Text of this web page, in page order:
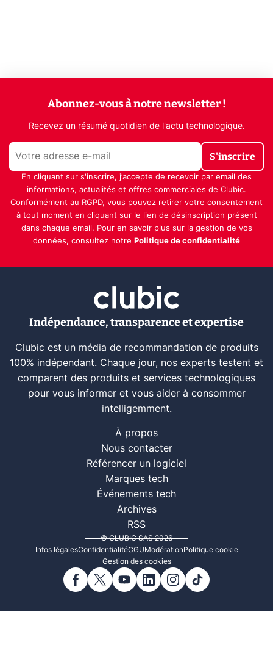
Abonnez-vous à notre newsletter !
Recevez un résumé quotidien de l'actu technologique.
S'inscrire
En cliquant sur s'inscrire, j’accepte de recevoir par email des
informations, actualités et offres commerciales de Clubic.
Conformément au RGPD, vous pouvez retirer votre consentement
à tout moment en cliquant sur le lien de désinscription présent
dans chaque email. Pour en savoir plus sur la gestion de vos
données, consultez notre Politique de confidentialité
Indépendance, transparence et expertise
Clubic est un média de recommandation de produits
100% indépendant. Chaque jour, nos experts testent et
comparent des produits et services technologiques
pour vous informer et vous aider à consommer
intelligemment.
À propos
Nous contacter
Référencer un logiciel
Marques tech
Événements tech
Archives
RSS
© CLUBIC SAS 2026
Infos légalesConfidentialitéCGUModérationPolitique cookie
Gestion des cookies